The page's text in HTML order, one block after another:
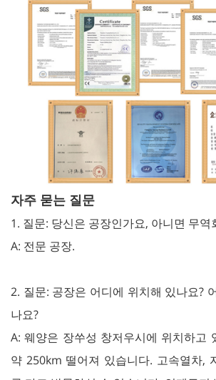
자주 묻는 질문
1. 질문: 당신은 공장인가요, 아니면 무역
A: 전문 공장.
2. 질문: 공장은 어디에 위치해 있나요?
나요?
A: 웨양은 장쑤성 창저우시에 위치하고
약 250km 떨어져 있습니다. 고속열차,